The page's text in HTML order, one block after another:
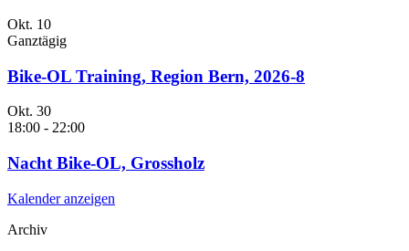
Okt. 10
Ganztägig
Bike-OL Training, Region Bern, 2026-8
Okt. 30
18:00 - 22:00
Nacht Bike-OL, Grossholz
Kalender anzeigen
Archiv